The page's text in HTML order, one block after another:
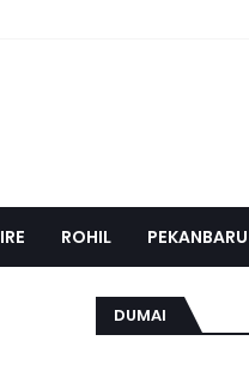
ROHIL PEKANBARU
DUMAI